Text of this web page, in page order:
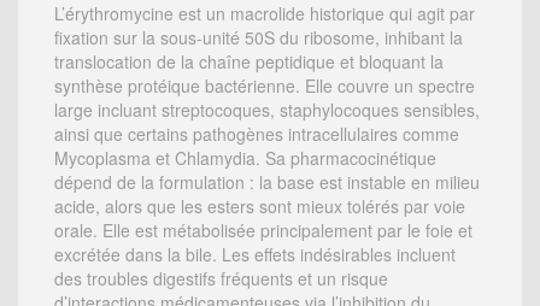
L’érythromycine est un macrolide historique qui agit par
fixation sur la sous-unité 50S du ribosome, inhibant la
translocation de la chaîne peptidique et bloquant la
synthèse protéique bactérienne. Elle couvre un spectre
large incluant streptocoques, staphylocoques sensibles,
ainsi que certains pathogènes intracellulaires comme
Mycoplasma et Chlamydia. Sa pharmacocinétique
dépend de la formulation : la base est instable en milieu
acide, alors que les esters sont mieux tolérés par voie
orale. Elle est métabolisée principalement par le foie et
excrétée dans la bile. Les effets indésirables incluent
des troubles digestifs fréquents et un risque